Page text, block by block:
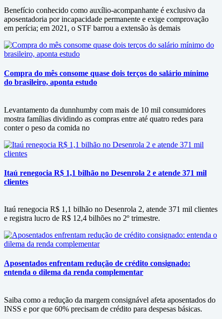
Benefício conhecido como auxílio-acompanhante é exclusivo da
aposentadoria por incapacidade permanente e exige comprovação
em perícia; em 2021, o STF barrou a extensão às demais
Compra do mês consome quase dois terços do salário mínimo
do brasileiro, aponta estudo
Levantamento da dunnhumby com mais de 10 mil consumidores
mostra famílias dividindo as compras entre até quatro redes para
conter o peso da comida no
Itaú renegocia R$ 1,1 bilhão no Desenrola 2 e atende 371 mil
clientes
Itaú renegocia R$ 1,1 bilhão no Desenrola 2, atende 371 mil clientes
e registra lucro de R$ 12,4 bilhões no 2º trimestre.
Aposentados enfrentam redução de crédito consignado:
entenda o dilema da renda complementar
Saiba como a redução da margem consignável afeta aposentados do
INSS e por que 60% precisam de crédito para despesas básicas.